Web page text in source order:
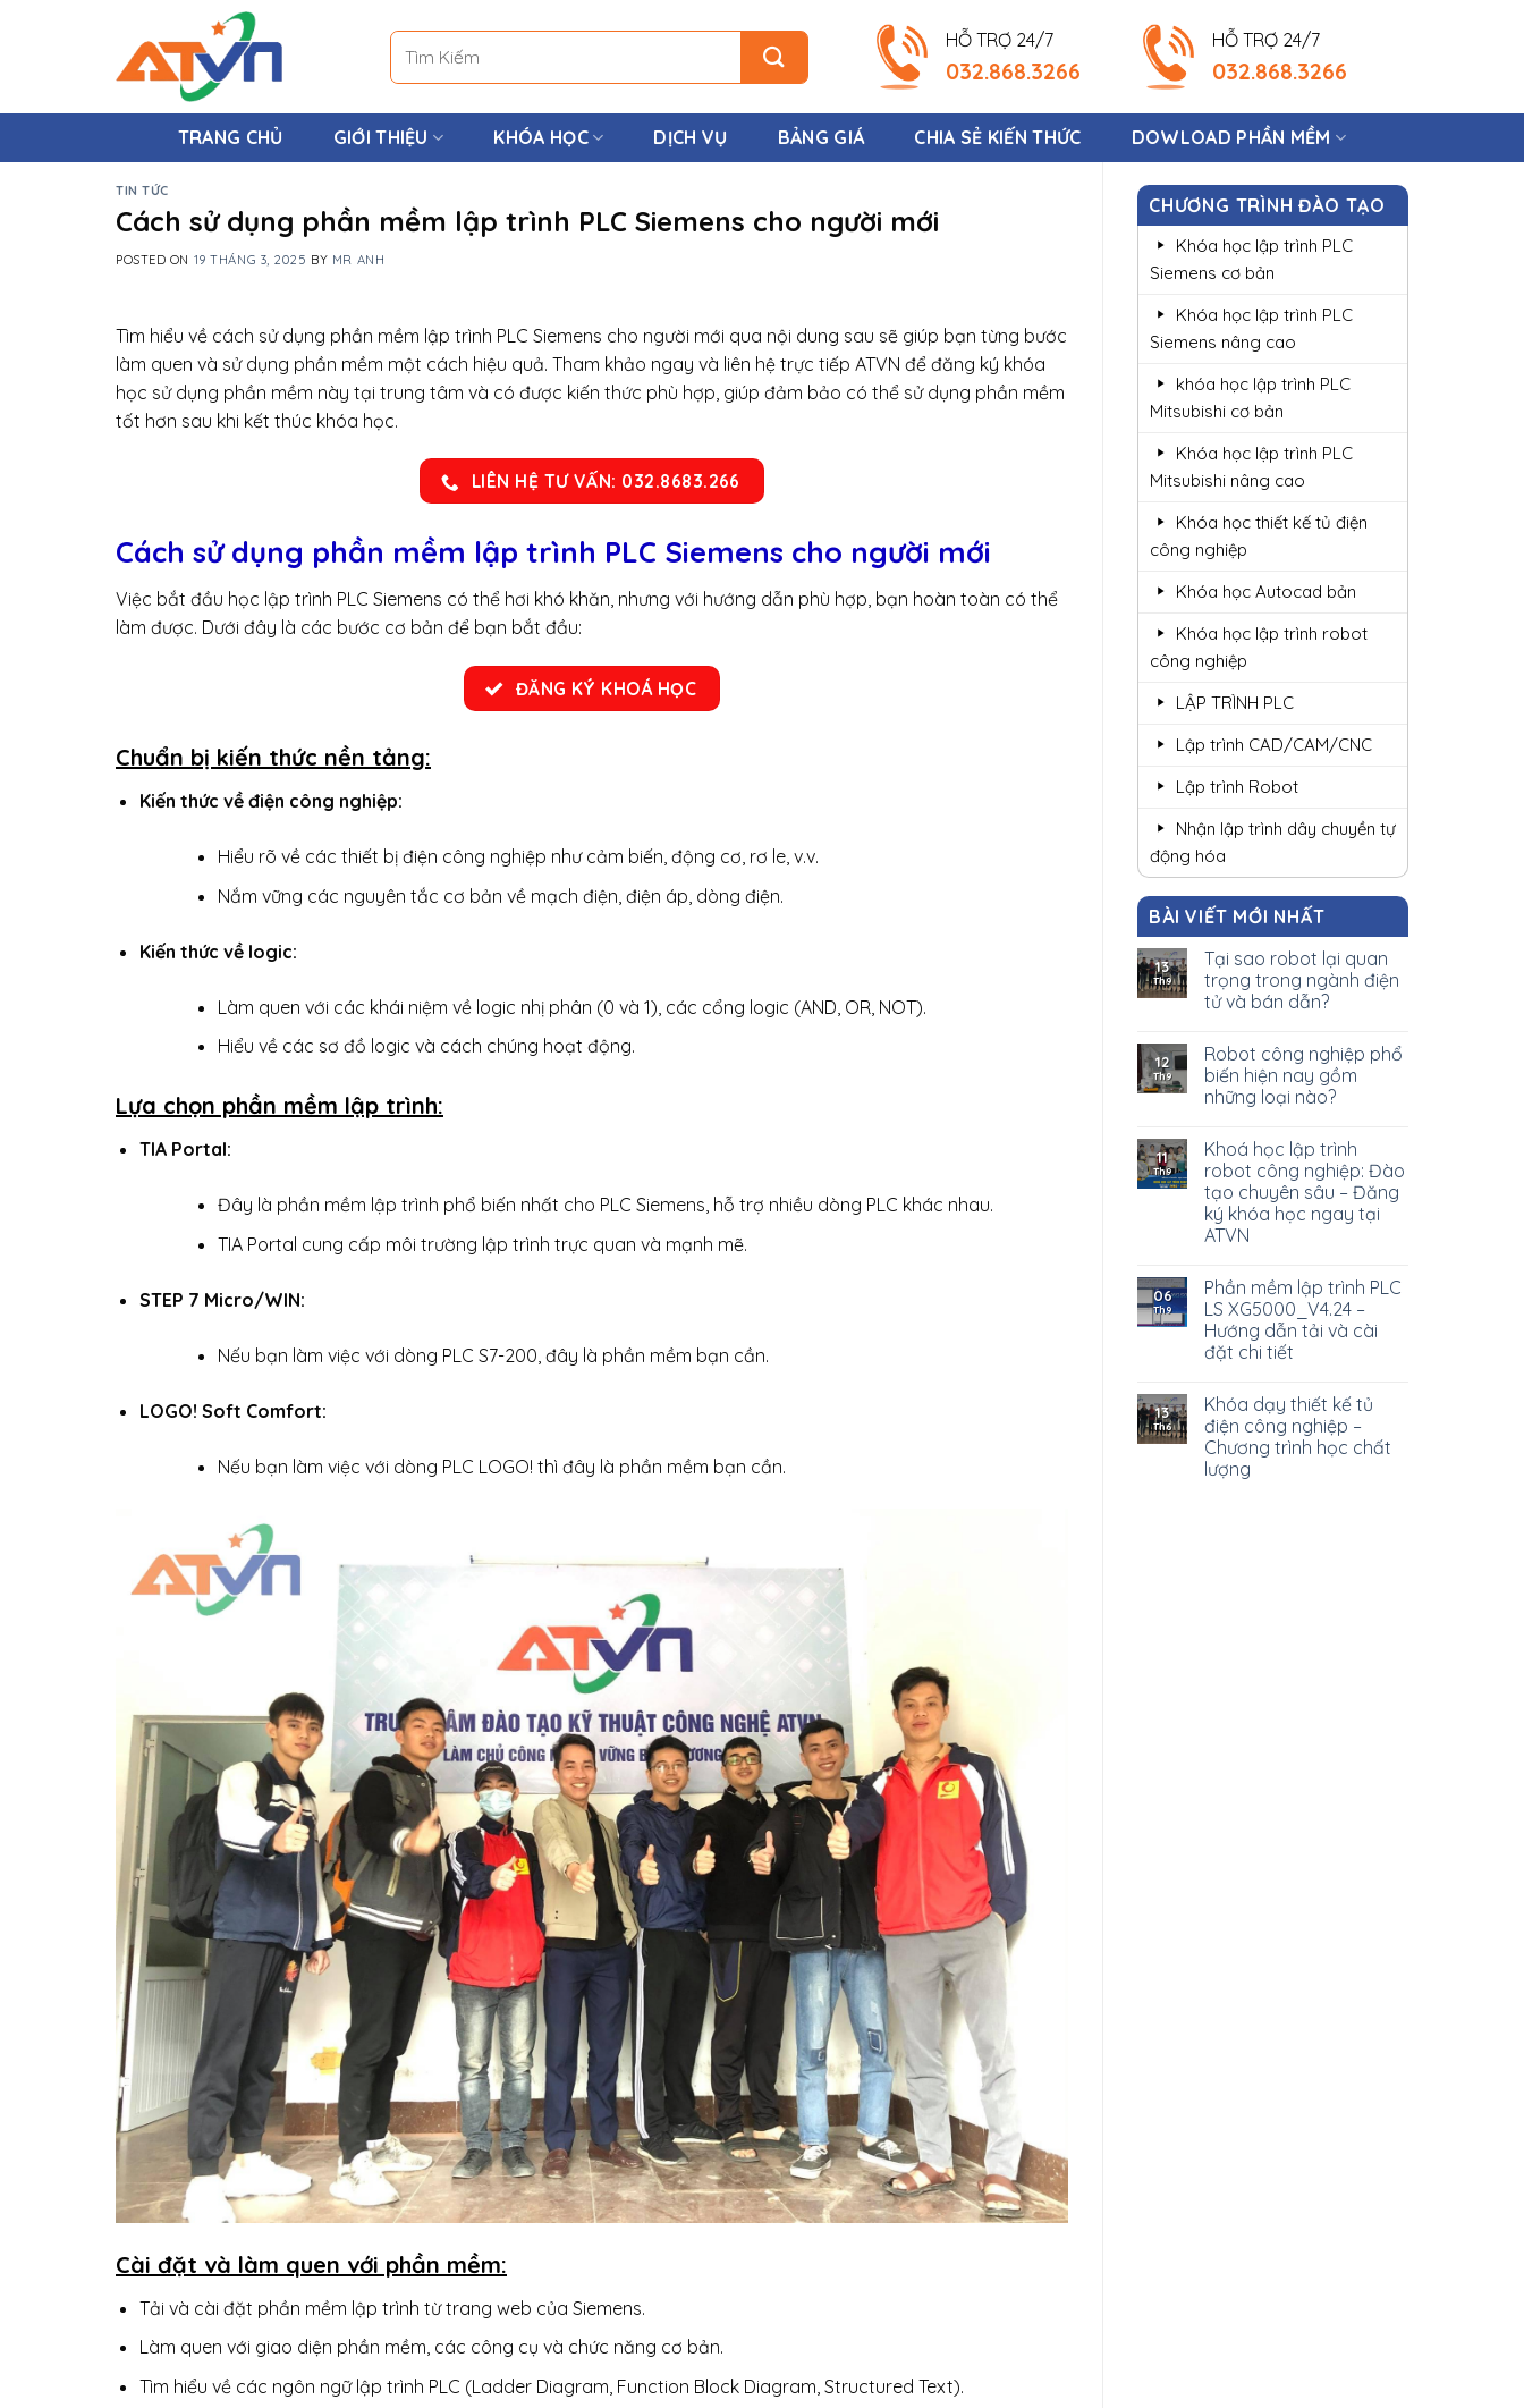
Tìm
kiếm:
HỖ TRỢ 24/7
032.868.3266
HỖ TRỢ 24/7
032.868.3266
TRANG CHỦ GIỚI THIỆU KHÓA HỌC DỊCH VỤ BẢNG GIÁ CHIA SẺ KIẾN THỨC DOWLOAD PHẦN MỀM
TIN TỨC
Cách sử dụng phần mềm lập trình PLC Siemens cho người mới
POSTED ON 19 THÁNG 3, 2025 BY MR ANH
Tìm hiểu về cách sử dụng phần mềm lập trình PLC Siemens cho người mới qua nội dung sau sẽ giúp bạn từng bước
làm quen và sử dụng phần mềm một cách hiệu quả. Tham khảo ngay và liên hệ trực tiếp ATVN để đăng ký khóa
học sử dụng phần mềm này tại trung tâm và có được kiến thức phù hợp, giúp đảm bảo có thể sử dụng phần mềm
tốt hơn sau khi kết thúc khóa học.
LIÊN HỆ TƯ VẤN: 032.8683.266
Cách sử dụng phần mềm lập trình PLC Siemens cho người mới
Việc bắt đầu học lập trình PLC Siemens có thể hơi khó khăn, nhưng với hướng dẫn phù hợp, bạn hoàn toàn có thể
làm được. Dưới đây là các bước cơ bản để bạn bắt đầu:
ĐĂNG KÝ KHOÁ HỌC
Chuẩn bị kiến thức nền tảng:
Kiến thức về điện công nghiệp:
Hiểu rõ về các thiết bị điện công nghiệp như cảm biến, động cơ, rơ le, v.v.
Nắm vững các nguyên tắc cơ bản về mạch điện, điện áp, dòng điện.
Kiến thức về logic:
Làm quen với các khái niệm về logic nhị phân (0 và 1), các cổng logic (AND, OR, NOT).
Hiểu về các sơ đồ logic và cách chúng hoạt động.
Lựa chọn phần mềm lập trình:
TIA Portal:
Đây là phần mềm lập trình phổ biến nhất cho PLC Siemens, hỗ trợ nhiều dòng PLC khác nhau.
TIA Portal cung cấp môi trường lập trình trực quan và mạnh mẽ.
STEP 7 Micro/WIN:
Nếu bạn làm việc với dòng PLC S7-200, đây là phần mềm bạn cần.
LOGO! Soft Comfort:
Nếu bạn làm việc với dòng PLC LOGO! thì đây là phần mềm bạn cần.
Cài đặt và làm quen với phần mềm:
Tải và cài đặt phần mềm lập trình từ trang web của Siemens.
Làm quen với giao diện phần mềm, các công cụ và chức năng cơ bản.
Tìm hiểu về các ngôn ngữ lập trình PLC (Ladder Diagram, Function Block Diagram, Structured Text).
CHƯƠNG TRÌNH ĐÀO TẠO
Khóa học lập trình PLC
Siemens cơ bản
Khóa học lập trình PLC
Siemens nâng cao
khóa học lập trình PLC
Mitsubishi cơ bản
Khóa học lập trình PLC
Mitsubishi nâng cao
Khóa học thiết kế tủ điện
công nghiệp
Khóa học Autocad bản
Khóa học lập trình robot
công nghiệp
LẬP TRÌNH PLC
Lập trình CAD/CAM/CNC
Lập trình Robot
Nhận lập trình dây chuyền tự
động hóa
BÀI VIẾT MỚI NHẤT
13
Th9
Tại sao robot lại quan
trọng trong ngành điện
tử và bán dẫn?
12
Th9
Robot công nghiệp phổ
biến hiện nay gồm
những loại nào?
11
Th9
Khoá học lập trình
robot công nghiệp: Đào
tạo chuyên sâu – Đăng
ký khóa học ngay tại
ATVN
06
Th9
Phần mềm lập trình PLC
LS XG5000_V4.24 –
Hướng dẫn tải và cài
đặt chi tiết
13
Th6
Khóa dạy thiết kế tủ
điện công nghiệp –
Chương trình học chất
lượng